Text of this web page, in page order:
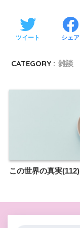
ツイート シェア
CATEGORY : 雑談
この世界の真実(112)